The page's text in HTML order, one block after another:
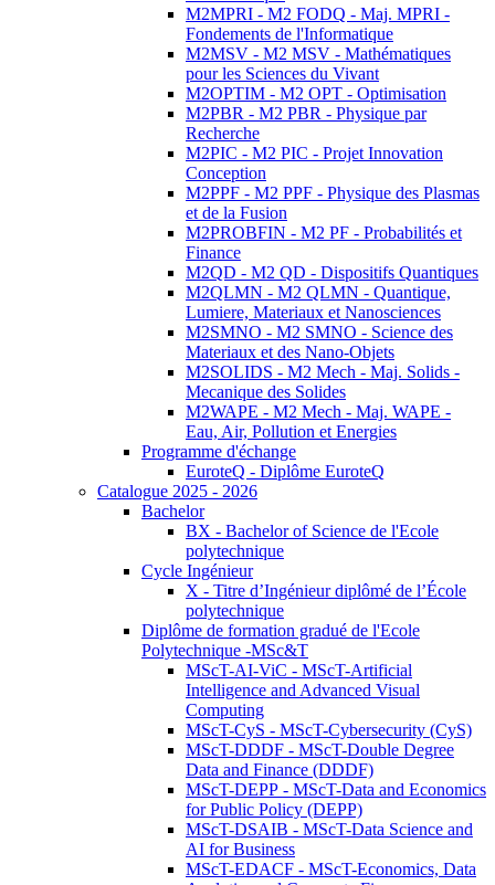
M2MPRI - M2 FODQ - Maj. MPRI -
Fondements de l'Informatique
M2MSV - M2 MSV - Mathématiques
pour les Sciences du Vivant
M2OPTIM - M2 OPT - Optimisation
M2PBR - M2 PBR - Physique par
Recherche
M2PIC - M2 PIC - Projet Innovation
Conception
M2PPF - M2 PPF - Physique des Plasmas
et de la Fusion
M2PROBFIN - M2 PF - Probabilités et
Finance
M2QD - M2 QD - Dispositifs Quantiques
M2QLMN - M2 QLMN - Quantique,
Lumiere, Materiaux et Nanosciences
M2SMNO - M2 SMNO - Science des
Materiaux et des Nano-Objets
M2SOLIDS - M2 Mech - Maj. Solids -
Mecanique des Solides
M2WAPE - M2 Mech - Maj. WAPE -
Eau, Air, Pollution et Energies
Programme d'échange
EuroteQ - Diplôme EuroteQ
Catalogue 2025 - 2026
Bachelor
BX - Bachelor of Science de l'Ecole
polytechnique
Cycle Ingénieur
X - Titre d’Ingénieur diplômé de l’École
polytechnique
Diplôme de formation gradué de l'Ecole
Polytechnique -MSc&T
MScT-AI-ViC - MScT-Artificial
Intelligence and Advanced Visual
Computing
MScT-CyS - MScT-Cybersecurity (CyS)
MScT-DDDF - MScT-Double Degree
Data and Finance (DDDF)
MScT-DEPP - MScT-Data and Economics
for Public Policy (DEPP)
MScT-DSAIB - MScT-Data Science and
AI for Business
MScT-EDACF - MScT-Economics, Data